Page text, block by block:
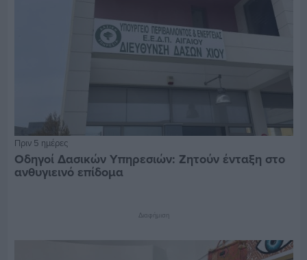
Πριν 5 ημέρες
Οδηγοί Δασικών Υπηρεσιών: Ζητούν ένταξη στο
ανθυγιεινό επίδομα
Διαφήμιση